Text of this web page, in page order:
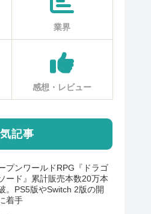
業界
感想・レビュー
記事
プンワールドRPG『ドラゴ
ード』累計販売本数20万本
。PS5版やSwitch 2版の開
着手